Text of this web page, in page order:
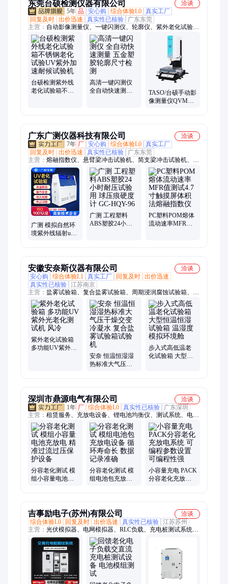
东莞台硕检测仪器有限公司
洽谈
5年 品 安心购 综合体验L0 真实工厂
回复及时 出价迅速 真实性已核验
广东东莞
主营： 自动影像测量仪、一键闪测仪、轮廓仪、紫外老化试验
箱、拉力试验机、高低温试验箱、恒温恒湿箱、冷热冲击试验
箱、圆柱度仪、三坐标测量机、淋雨试验箱、拉力剥离试验机、
刀具预调仪、万能材料试验机、精密闪测仪、电子拉力试验机、
二次元光学检测仪、手动影像测量仪、万能拉力试验机、可程式
恒温恒湿试验箱、闪测仪、一键影像测量仪、卧式一键闪测仪、
立式一键闪测仪
台硕检测紫外线
老化试验箱不锈
高清一键闪测仪
全自动快速测量
TASO/台硕手动影
像测量仪QVMS-
广东广测仪器科技有限公司
洽谈
7年 厂 安心购 综合体验L0 真实工厂
回复及时 出价迅速 真实性已核验
广东东莞
主营： 熔融指数仪、悬臂梁冲击试验机、简支梁冲击试验机、热
变形维卡软化点测试、热变形维卡试验机、恒温恒湿试验箱、冷
热冲击试验机、灼热丝试验机、UI94燃烧试验机、漏电起痕试验
机、质量法熔融指数仪、拉力试验机、万能材料试验机、缺口制
样机、快速卤素水分测定仪
广测 模拟自然环
境紫外线辐射uv
广测 工程塑料
ABS塑胶24小时
PC塑料POM熔体
流动速率MFR值
安徽安奈斯仪器有限公司
洽谈
安心购
综合体验L1 真实工厂 回复及时 出价迅速
真实性已核验 江苏南京
主营： 盐雾试验箱、复合盐雾试验箱、周期浸润腐蚀试验箱、氙
灯老化试验箱、高温老化试验箱、高低温试验箱、淋雨试验箱
紫外老化试验箱
多功能UV紫外光
安奈 恒温恒湿湿
热标准大气压干
步入式高低温老
化试验箱 大型恒
深圳市鼎源电气有限公司
洽谈
1年 厂 综合体验L0 真实性已核验
广东深圳
主营： 租赁服务、充放电设备、锂电池均衡仪、测试系统、电池
测试设备、充放电测试设备、电池维护设备、电池包充放电仪
分容老化测试 模
组小容量电池充
分容老化测试 模
组电池包充放电
小容量充电 PACK
分容老化充放电
吉事励电子(苏州)有限公司
洽谈
综合体验L0
回复及时 出价迅速 真实性已核验 江苏苏州
主营： 光伏模拟器、电网模拟器、RLC负载、充电桩测试系统、
便携式充电桩测试装置、充电桩测试负载、直流电源、交流电
源、恒流源、回馈式交流电子负载、回馈式直流电子负载、微电
网平台设备、交直流负载、非线性负载